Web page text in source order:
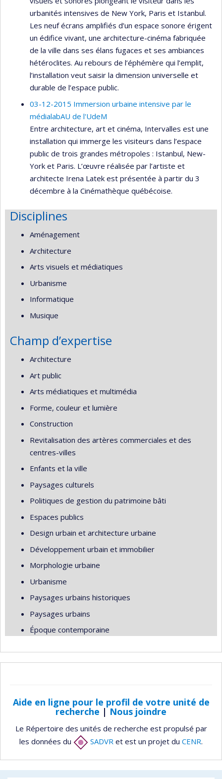
urbanités intensives de New York, Paris et Istanbul.
Les neuf écrans amplifiés d’un espace sonore érigent
un édifice vivant, une architecture-cinéma fabriquée
de la ville dans ses élans fugaces et ses ambiances
hétéroclites. Au rebours de l’éphémère qui l’emplit,
l’installation veut saisir la dimension universelle et
durable de l’espace public.
03-12-2015 Immersion urbaine intensive par le
médialabAU de l'UdeM
Entre architecture, art et cinéma, Intervalles est une
installation qui immerge les visiteurs dans l’espace
public de trois grandes métropoles : Istanbul, New-
York et Paris. L’œuvre réalisée par l’artiste et
architecte Irena Latek est présentée à partir du 3
décembre à la Cinémathèque québécoise.
Disciplines
Aménagement
Architecture
Arts visuels et médiatiques
Urbanisme
Informatique
Musique
Champ d’expertise
Architecture
Art public
Arts médiatiques et multimédia
Forme, couleur et lumière
Construction
Revitalisation des artères commerciales et des
centres-villes
Enfants et la ville
Paysages culturels
Politiques de gestion du patrimoine bâti
Espaces publics
Design urbain et architecture urbaine
Développement urbain et immobilier
Morphologie urbaine
Urbanisme
Paysages urbains historiques
Paysages urbains
Époque contemporaine
Aide en ligne pour le profil de votre unité de
recherche | Nous joindre
Le Répertoire des unités de recherche est propulsé par
les données du
SADVR et est un projet du CENR.